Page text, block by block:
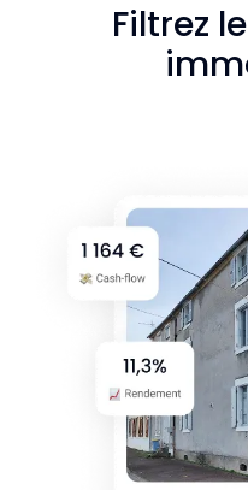
Filtrez